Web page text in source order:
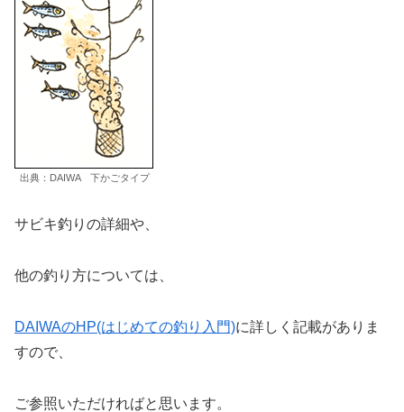
出典：DAIWA 下かごタイプ
サビキ釣りの詳細や、
他の釣り方については、
DAIWAのHP(はじめての釣り入門)に詳しく記載がありま
すので、
ご参照いただければと思います。